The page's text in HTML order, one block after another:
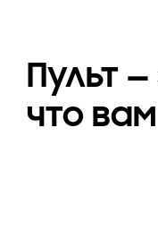
Пульт
что